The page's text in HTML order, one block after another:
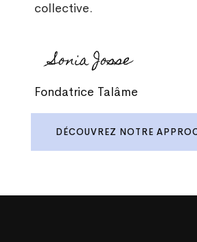
collective.
Sonia Josse
Fondatrice Talâme
DÉCOUVREZ NOTRE